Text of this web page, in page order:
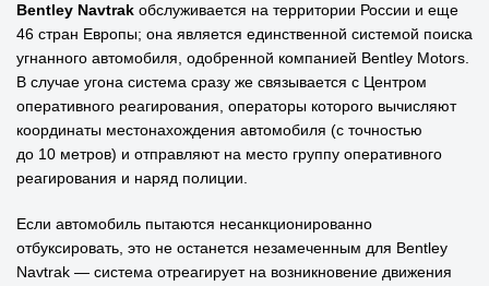
Bentley Navtrak обслуживается на территории России и еще
46 стран Европы; она является единственной системой поиска
угнанного автомобиля, одобренной компанией Bentley Motors.
В случае угона система сразу же связывается с Центром
оперативного реагирования, операторы которого вычисляют
координаты местонахождения автомобиля (с точностью
до 10 метров) и отправляют на место группу оперативного
реагирования и наряд полиции.
Если автомобиль пытаются несанкционированно
отбуксировать, это не останется незамеченным для Bentley
Navtrak — система отреагирует на возникновение движения